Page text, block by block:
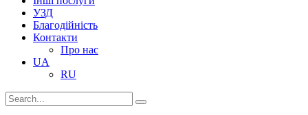
УЗД
Благодійність
Контакти
Про нас
UA
RU